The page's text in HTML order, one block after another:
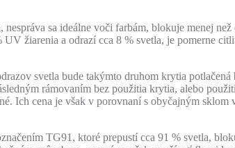
sa ideálne voči farbám, blokuje menej
žiarenia a odrazí cca 8 % svetla, je pomerne
svetla bude takýmto druhom krytia
rámovaním bez použitia krytia, alebo
Ich cena je však v porovnaní s obyčajným sklom
TG91, ktoré prepustí cca 91 % svetla,